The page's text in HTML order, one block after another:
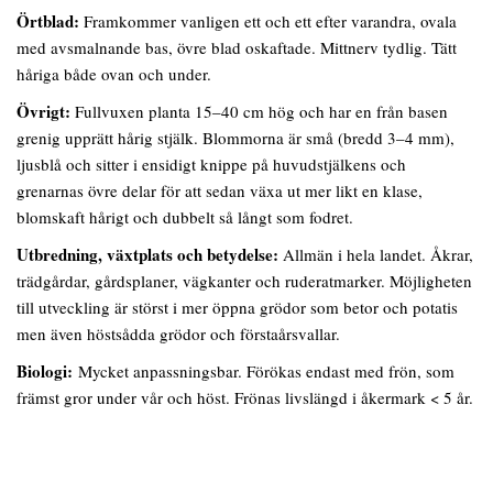
Örtblad: Framkommer vanligen ett och ett efter varandra, ovala
med avsmalnande bas, övre blad oskaftade. Mittnerv tydlig. Tätt
håriga både ovan och under.
Övrigt: Fullvuxen planta 15–40 cm hög och har en från basen
grenig upprätt hårig stjälk. Blommorna är små (bredd 3–4 mm),
ljusblå och sitter i ensidigt knippe på huvudstjälkens och
grenarnas övre delar för att sedan växa ut mer likt en klase,
blomskaft hårigt och dubbelt så långt som fodret.
Utbredning, växtplats och betydelse: Allmän i hela landet. Åkrar,
trädgårdar, gårdsplaner, vägkanter och ruderatmarker. Möjligheten
till utveckling är störst i mer öppna grödor som betor och potatis
men även höstsådda grödor och förstaårsvallar.
Biologi: Mycket anpassningsbar. Förökas endast med frön, som
främst gror under vår och höst. Frönas livslängd i åkermark < 5 år.